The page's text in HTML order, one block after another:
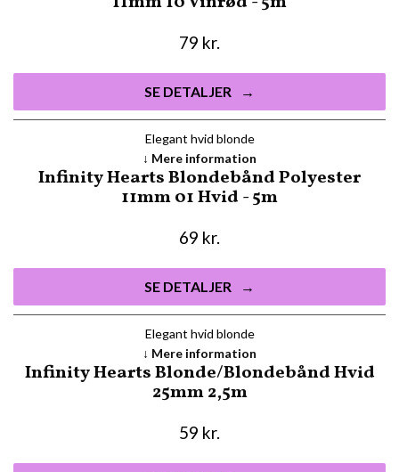
79 kr.
SE DETALJER
Elegant hvid blonde
Infinity Hearts Blondebånd Polyester
11mm 01 Hvid - 5m
69 kr.
SE DETALJER
Mere information
Elegant hvid blonde
Infinity Hearts Blonde/Blondebånd Hvid
25mm 2,5m
59 kr.
Mere information